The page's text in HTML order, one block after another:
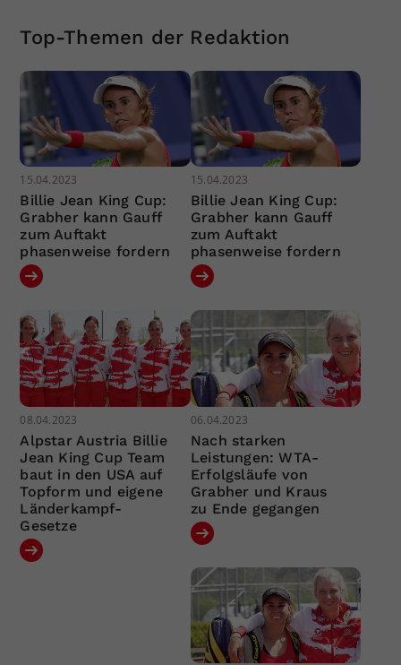
Top-Themen der Redaktion
15.04.2023
Billie Jean King Cup:
Grabher kann Gauff
zum Auftakt
phasenweise fordern
15.04.2023
Billie Jean King Cup:
Grabher kann Gauff
zum Auftakt
phasenweise fordern
08.04.2023
Alpstar Austria Billie
Jean King Cup Team
baut in den USA auf
Topform und eigene
Länderkampf-
Gesetze
06.04.2023
Nach starken
Leistungen: WTA-
Erfolgsläufe von
Grabher und Kraus
zu Ende gegangen